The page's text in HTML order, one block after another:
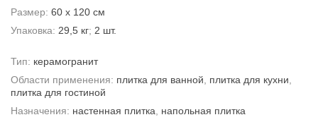
Размер: 60 x 120 см
Упаковка: 29,5 кг; 2 шт.
Тип: керамогранит
Области применения: плитка для ванной плитка для кухни
плитка для гостиной
Назначения: настенная плитка
напольная плитка